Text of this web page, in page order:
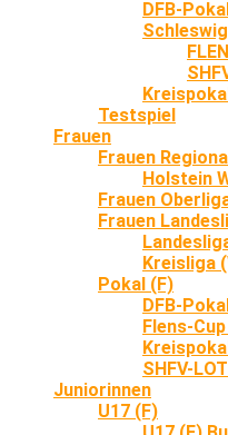
DFB-
Testspiel
Frauen
Frauen
Holstein
Frauen
Frauen
Kreisliga
Pokal (F)
DFB-
Flens-
SHFV-
Juniorinnen
U17 (F)